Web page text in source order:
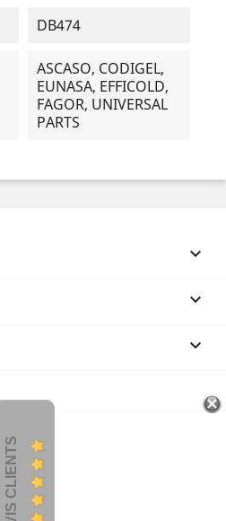
DB474
ASCASO, CODIGEL,
EUNASA, EFFICOLD,
FAGOR, UNIVERSAL
PARTS



AVIS CLIENTS